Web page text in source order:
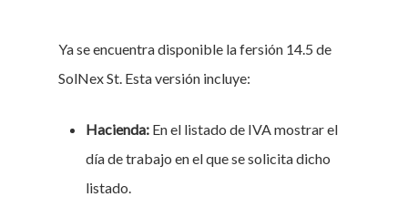
Ya se encuentra disponible la fersión 14.5 de
SolNex St. Esta versión incluye:
Hacienda: En el listado de IVA mostrar el
día de trabajo en el que se solicita dicho
listado.